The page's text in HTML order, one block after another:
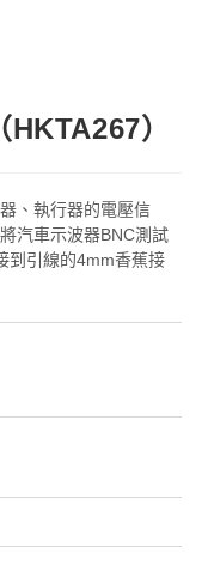
）
、執行器的電壓信
汽車示波器BNC測試
到引線的4mm香蕉接